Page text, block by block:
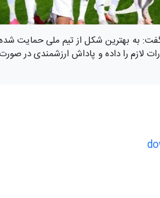
به بهترین شکل از تیم ملی حمایت
لازم را داده و پاداش‌ ارزشمندی در صورت